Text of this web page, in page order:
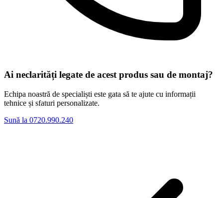
Ai neclarități legate de acest produs sau de montaj?
Echipa noastră de specialiști este gata să te ajute cu informații
tehnice și sfaturi personalizate.
Sună la 0720.990.240